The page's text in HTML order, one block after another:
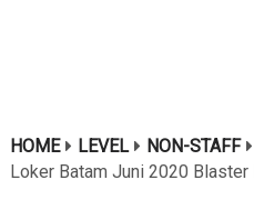
HOME LEVEL
NON-STAFF
Loker Batam Juni 2020